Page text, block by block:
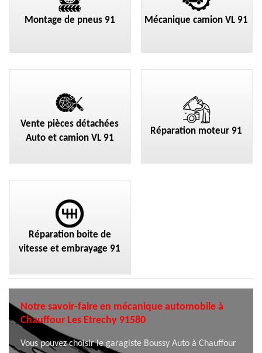
Montage de pneus 91 Mécanique camion VL 91
Vente pièces détachées
Auto et camion VL 91
Réparation moteur 91
Réparation boite de
vitesse et embrayage 91
Notre savoir-faire en mécanique automobile à
Chauffour Les Etrechy 91580
Vous pouvez choisir le garagiste Boussy Auto à Chauffour